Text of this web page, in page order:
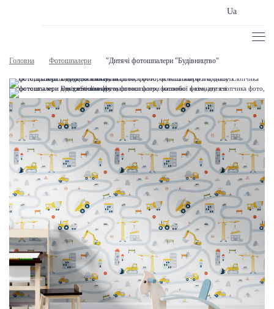
Ua
Головна Фотошпалери "Дитячі фотошпалери "Будівництво"